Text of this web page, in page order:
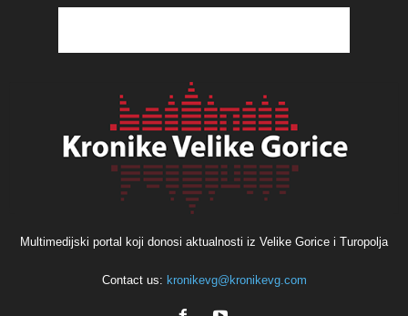
Multimedijski portal koji donosi aktualnosti iz Velike Gorice i Turopolja
Contact us: kronikevg@kronikevg.com